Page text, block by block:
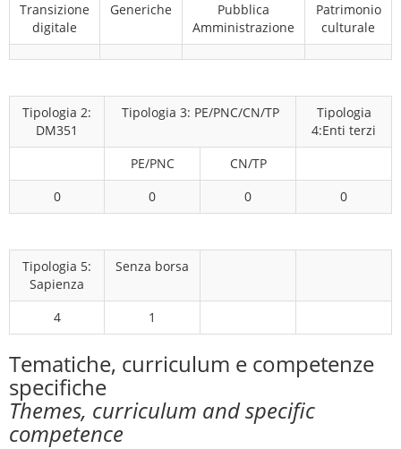
Transizione
digitale
Generiche
Pubblica
Amministrazione
Patrimonio
culturale
Tipologia 2:
DM351
Tipologia 3: PE/PNC/CN/TP
Tipologia
4:Enti terzi
PE/PNC
CN/TP
0
0 0 0
Tipologia 5:
Sapienza
Senza borsa
4 1
Tematiche, curriculum e competenze
specifiche
Themes, curriculum and specific
competence